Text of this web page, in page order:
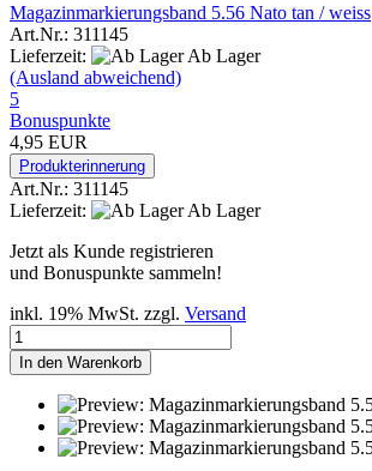
Magazinmarkierungsband 5.56 Nato tan / weiss
Art.Nr.: 311145
Lieferzeit:
Ab Lager
(Ausland abweichend)
5
Bonuspunkte
4,95 EUR
Produkterinnerung
Art.Nr.: 311145
Lieferzeit:
Ab Lager
Jetzt als Kunde registrieren
und Bonuspunkte sammeln!
inkl. 19% MwSt. zzgl. Versand
In den Warenkorb